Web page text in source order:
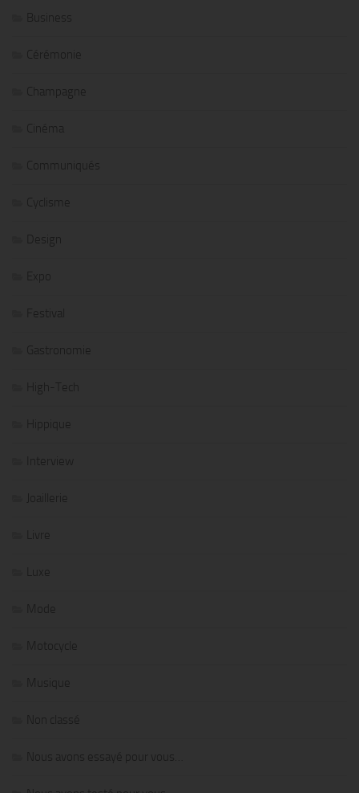
Business
Cérémonie
Champagne
Cinéma
Communiqués
Cyclisme
Design
Expo
Festival
Gastronomie
High-Tech
Hippique
Interview
Joaillerie
Livre
Luxe
Mode
Motocycle
Musique
Non classé
Nous avons essayé pour vous…